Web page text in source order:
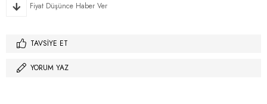
Fiyat Düşünce Haber Ver
TAVSIYE ET
YORUM YAZ